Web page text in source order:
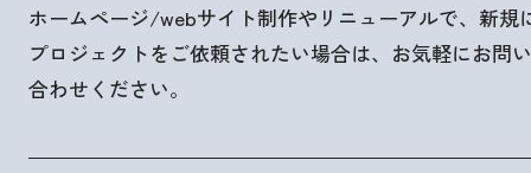
ホームページ/webサイト制作やリニューアルで、新規
プロジェクトをご依頼されたい場合は、お気軽にお問い
合わせください。